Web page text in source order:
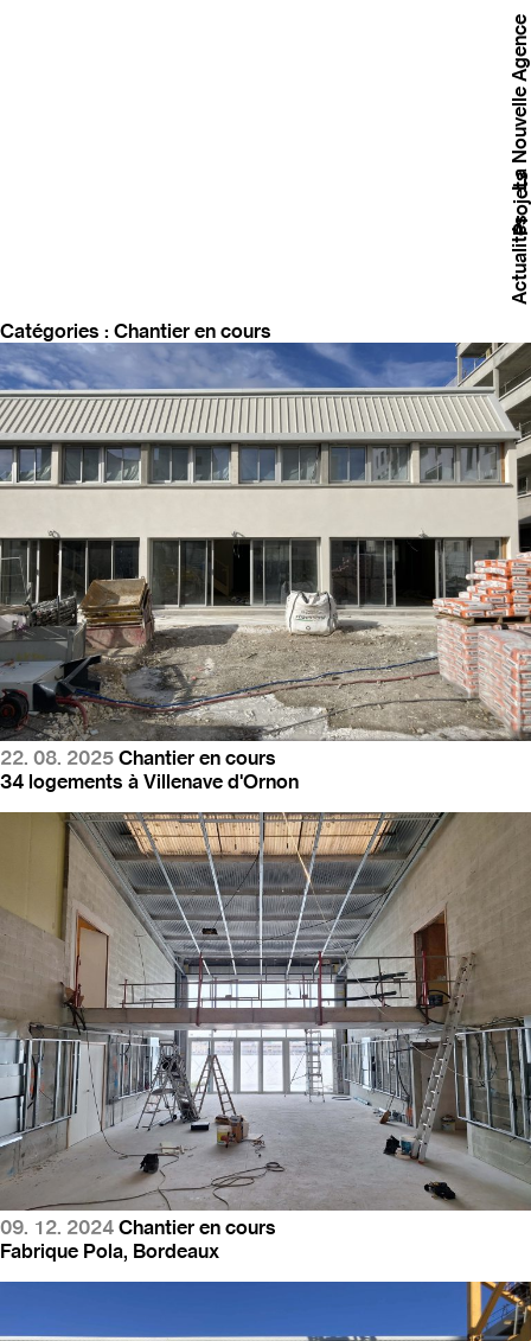
La Nouvelle Agence
Projets
Actualités
Catégories : Chantier en cours
22. 08. 2025 Chantier en cours
34 logements à Villenave d'Ornon
09. 12. 2024 Chantier en cours
Fabrique Pola, Bordeaux